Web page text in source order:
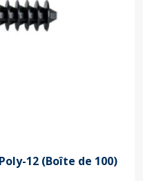
12 (Boîte de 100)